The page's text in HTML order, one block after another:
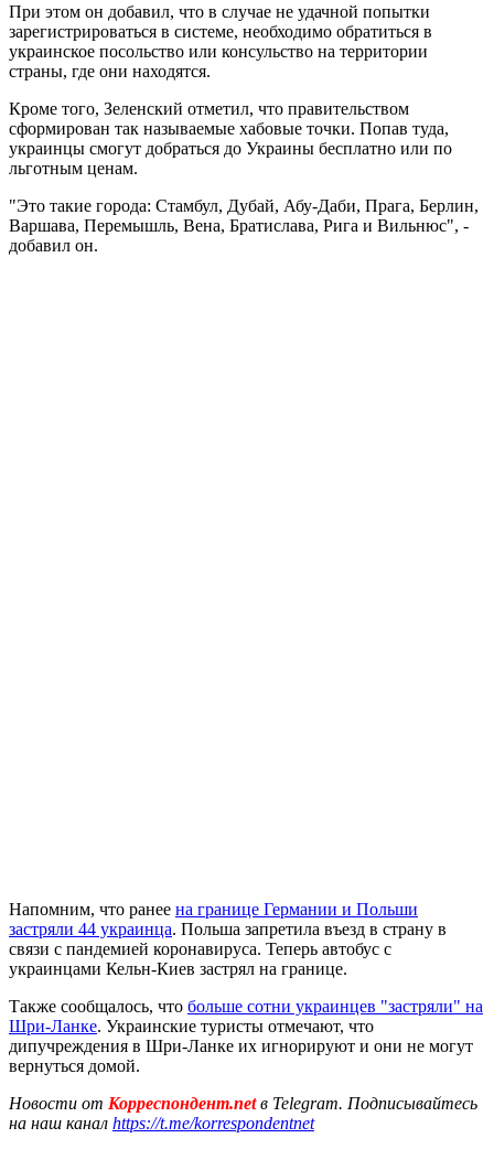
При этом он добавил, что в случае не удачной попытки
зарегистрироваться в системе, необходимо обратиться в
украинское посольство или консульство на территории
страны, где они находятся.
Кроме того, Зеленский отметил, что правительством
сформирован так называемые хабовые точки. Попав туда,
украинцы смогут добраться до Украины бесплатно или по
льготным ценам.
"Это такие города: Стамбул, Дубай, Абу-Даби, Прага, Берлин,
Варшава, Перемышль, Вена, Братислава, Рига и Вильнюс", -
добавил он.
Напомним, что ранее на границе Германии и Польши
застряли 44 украинца. Польша запретила въезд в страну в
связи с пандемией коронавируса. Теперь автобус с
украинцами Кельн-Киев застрял на границе.
Также сообщалось, что больше сотни украинцев "застряли" на
Шри-Ланке. Украинские туристы отмечают, что
дипучреждения в Шри-Ланке их игнорируют и они не могут
вернуться домой.
Новости от Корреспондент.netв Telegram. Подписывайтесь
на наш канал https://t.me/korrespondentnet